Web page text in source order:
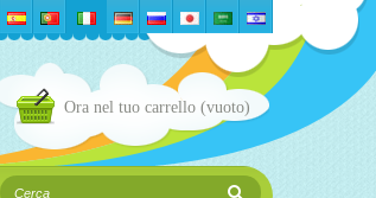
Ora nel tuo carrello (vuoto)